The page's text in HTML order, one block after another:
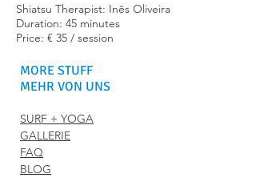
Shiatsu Therapist: Inês Oliveira
Duration: 45 minutes
Price: € 35 / session
MORE STUFF
MEHR VON UNS
SURF + YOGA
GALLERIE
FAQ
BLOG